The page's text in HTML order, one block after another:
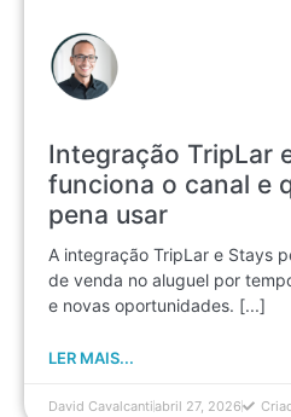
Integração TripLar
funciona o canal e
pena usar
A integração TripLar e Stays
de venda no aluguel por
e novas oportunidades. [...]
LER MAIS...
David Cavalcantiabril 27, 2026